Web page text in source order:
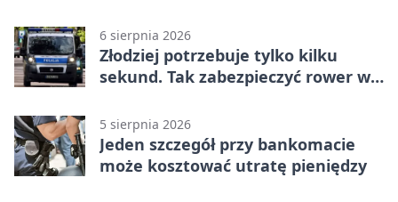
6 sierpnia 2026
Złodziej potrzebuje tylko kilku
sekund. Tak zabezpieczyć rower w
5 sierpnia 2026
Jeden szczegół przy bankomacie
może kosztować utratę pieniędzy